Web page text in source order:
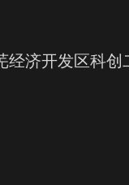
经济开发区科创